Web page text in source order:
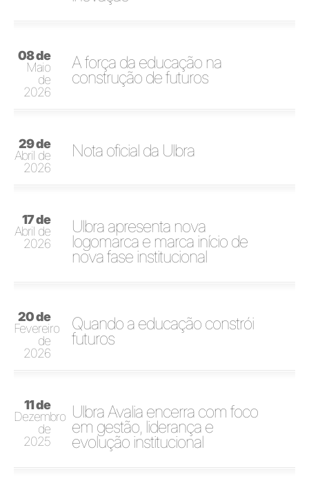
08 de
Maio
de
2026
A força da educação na
construção de futuros
29 de
Abril de
2026
Nota oficial da Ulbra
17 de
Abril de
2026
Ulbra apresenta nova
logomarca e marca início de
nova fase institucional
20 de
Fevereiro
de
2026
Quando a educação constrói
futuros
11 de
Dezembro
de
2025
Ulbra Avalia encerra com foco
em gestão, liderança e
evolução institucional